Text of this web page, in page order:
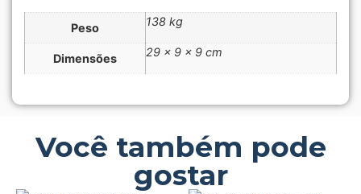
Peso 138 kg
Dimensões 29 × 9 × 9 cm
Você também pode
gostar